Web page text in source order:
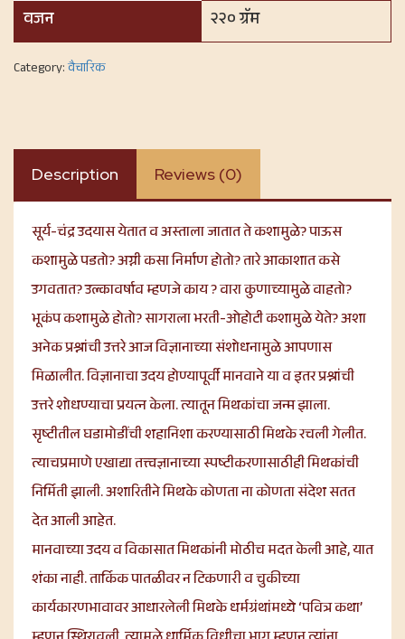
वजन
२२० ग्रॅम
Category:वैचारिक
Description Reviews (0)
सूर्य-चंद्र उदयास येतात व अस्ताला जातात ते कशामुळे? पाऊस
कशामुळे पडतो? अग्नी कसा निर्माण होतो? तारे आकाशात कसे
उगवतात? उल्कावर्षाव म्हणजे काय ? वारा कुणाच्यामुळे वाहतो?
भूकंप कशामुळे होतो? सागराला भरती-ओहोटी कशामुळे येते? अशा
अनेक प्रश्नांची उत्तरे आज विज्ञानाच्या संशोधनामुळे आपणास
मिळालीत. विज्ञानाचा उदय होण्यापूर्वी मानवाने या व इतर प्रश्नांची
उत्तरे शोधण्याचा प्रयत्न केला. त्यातून मिथकांचा जन्म झाला.
सृष्टीतील घडामोडींची शहानिशा करण्यासाठी मिथके रचली गेलीत.
त्याचप्रमाणे एखाद्या तत्त्वज्ञानाच्या स्पष्टीकरणासाठीही मिथकांची
निर्मिती झाली. अशारितीने मिथके कोणता ना कोणता संदेश सतत
देत आली आहेत.
मानवाच्या उदय व विकासात मिथकांनी मोठीच मदत केली आहे, यात
शंका नाही. तार्किक पातळीवर न टिकणारी व चुकीच्या
कार्यकारणभावावर आधारलेली मिथके धर्मग्रंथांमध्ये ‘पवित्र कथा’